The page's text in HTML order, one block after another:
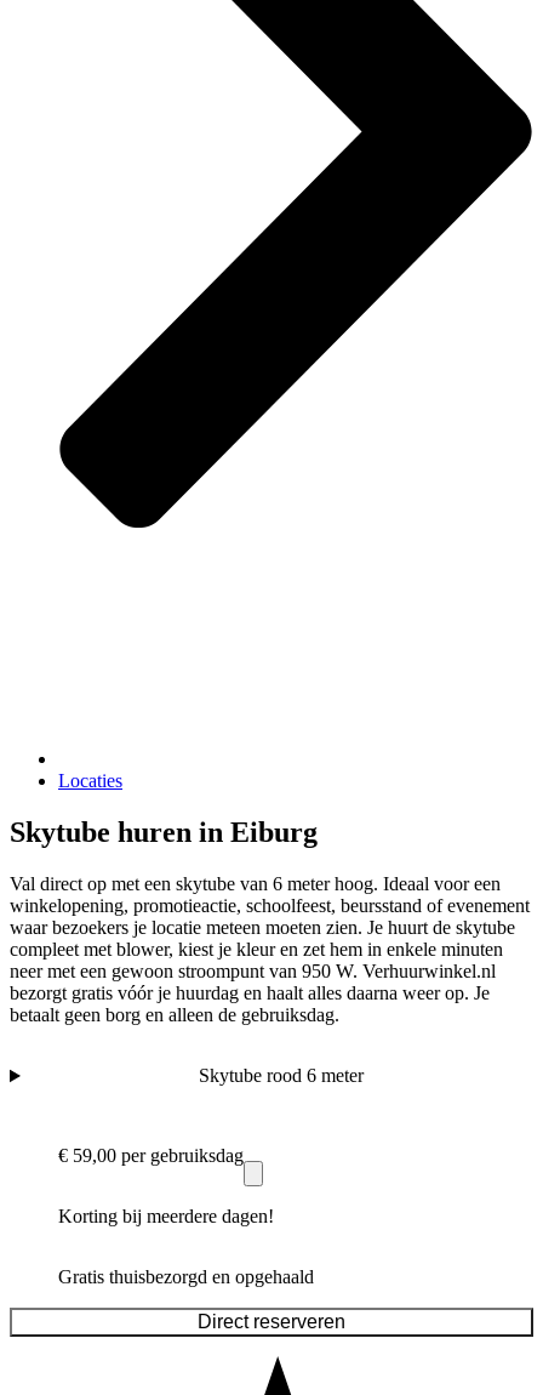
Locaties
Skytube huren in Eiburg
Val direct op met een skytube van 6 meter hoog. Ideaal voor een
winkelopening, promotieactie, schoolfeest, beursstand of evenement
waar bezoekers je locatie meteen moeten zien. Je huurt de skytube
compleet met blower, kiest je kleur en zet hem in enkele minuten
neer met een gewoon stroompunt van 950 W. Verhuurwinkel.nl
bezorgt gratis vóór je huurdag en haalt alles daarna weer op. Je
betaalt geen borg en alleen de gebruiksdag.
Skytube rood 6 meter
€ 59,00 per gebruiksdag
Korting bij meerdere dagen!
Gratis thuisbezorgd en opgehaald
Direct reserveren